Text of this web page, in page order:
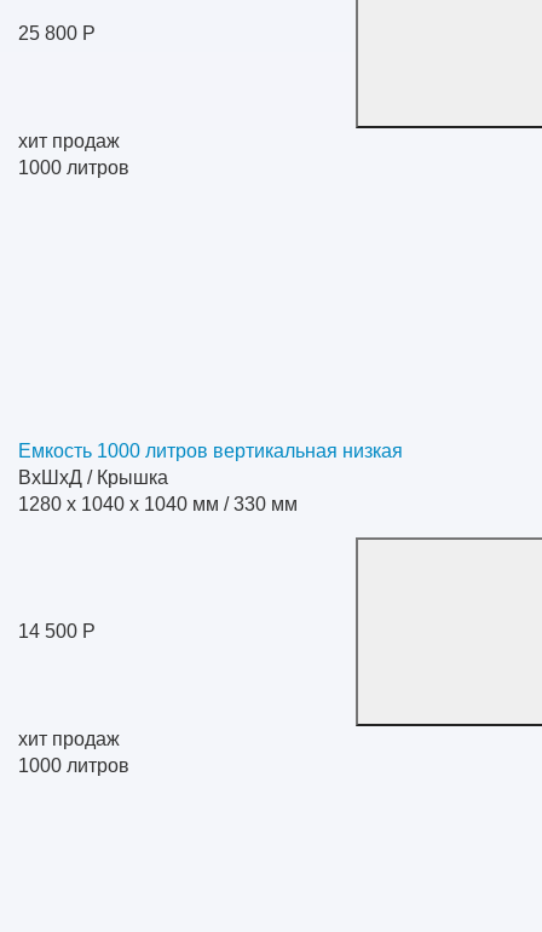
25 800 Р
хит продаж
1000 литров
Емкость 1000 литров вертикальная низкая
ВхШхД / Крышка
1280 x 1040 x 1040 мм / 330 мм
14 500 Р
хит продаж
1000 литров